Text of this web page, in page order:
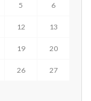
5 6
12 13
19 20
26 27